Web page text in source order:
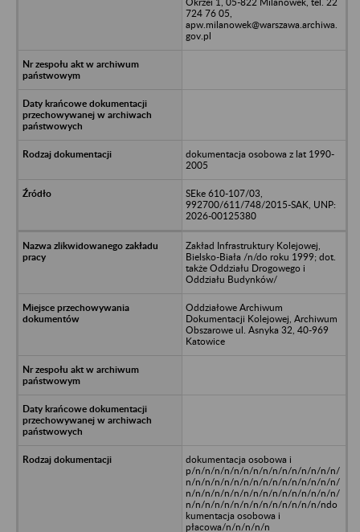
724 76 05,
apw.milanowek@warszawa.archiwa.
gov.pl
dokumentacja osobowa z lat 1990-
2005
SEke 610-107/03,
992700/611/748/2015-SAK, UNP:
2026-00125380
Zakład Infrastruktury Kolejowej,
Bielsko-Biała /n/do roku 1999; dot.
także Oddziału Drogowego i
Oddziału Budynków/
Oddziałowe Archiwum
Dokumentacji Kolejowej, Archiwum
Obszarowe ul. Asnyka 32, 40-969
Katowice
dokumentacja osobowa i
p/n/n/n/n/n/n/n/n/n/n/n/n/n/n/n/
n/n/n/n/n/n/n/n/n/n/n/n/n/n/n/n/
n/n/n/n/n/n/n/n/n/n/n/n/n/n/n/n/
n/n/n/n/n/n/n/n/n/n/n/n/n/n/ndo
kumentacja osobowa i
płacowa/n/n/n/n/n